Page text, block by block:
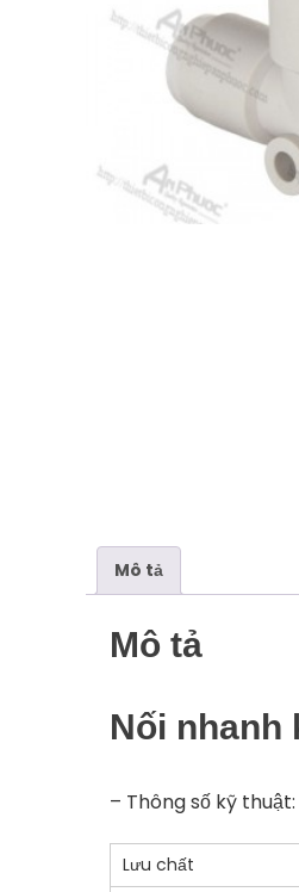
Mô tả
Mô tả
Nối nhanh
– Thông số kỹ thuật:
Lưu chất